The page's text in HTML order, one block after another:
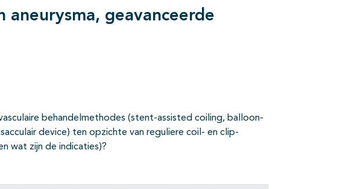
aneurysma, geavanceerde
behandelmethodes (stent-assisted coiling, balloon-
device) ten opzichte van reguliere coil- en clip-
wat zijn de indicaties)?